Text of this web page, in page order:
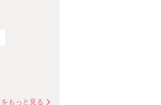
もっと見る